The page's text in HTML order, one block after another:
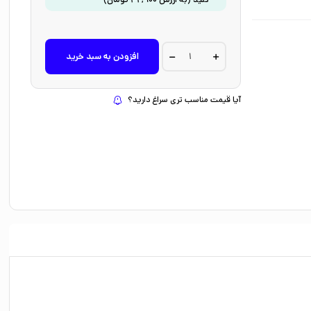
کتاب
اثر
فرانسیس
افزودن به سبد خرید
آیا قیمت مناسب تری سراغ دارید؟